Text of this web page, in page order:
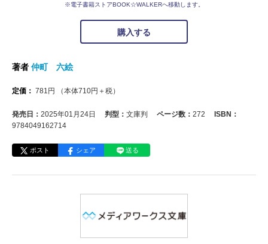
※電子書籍ストアBOOK☆WALKERへ移動します。
購入する
著者 仲町 六絵
定価： 781 円 （本体710円＋税）
発売日： 2025年01月24日 判型： 文庫判 ページ数： 272
ISBN：
9784049162714
ポスト シェア 送る